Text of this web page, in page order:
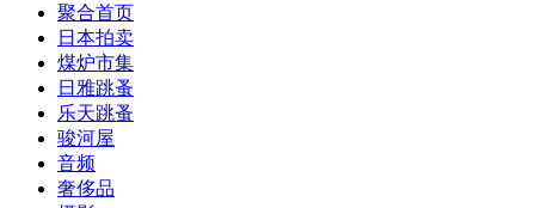
聚合首页
日本拍卖
煤炉市集
日雅跳蚤
乐天跳蚤
骏河屋
音频
奢侈品